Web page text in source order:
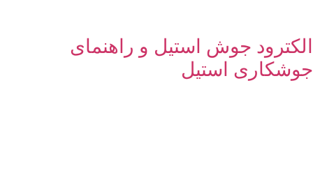
الکترود جوش استیل و راهنمای
جوشکاری استیل